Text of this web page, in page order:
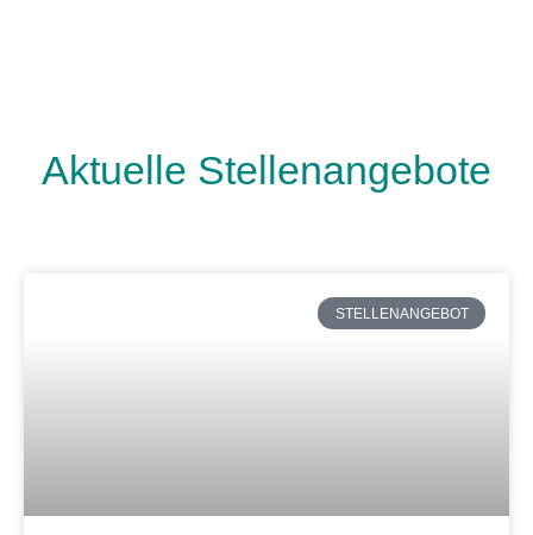
Aktuelle Stellenangebote
STELLENANGEBOT